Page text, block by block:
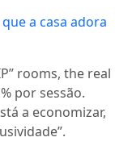
a casa adora
rooms, the real
por sessão.
a economizar,